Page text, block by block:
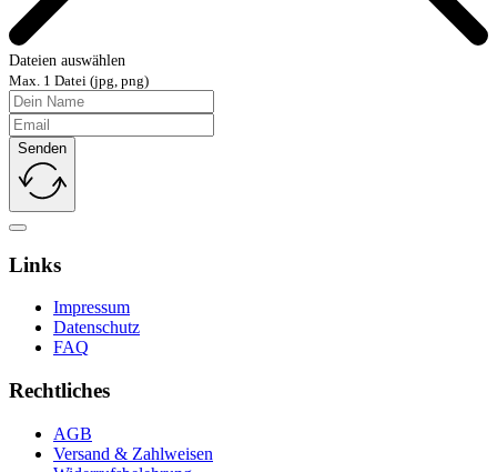
Dateien auswählen
Max. 1 Datei (jpg, png)
Senden
Links
Impressum
Datenschutz
FAQ
Rechtliches
AGB
Versand & Zahlweisen